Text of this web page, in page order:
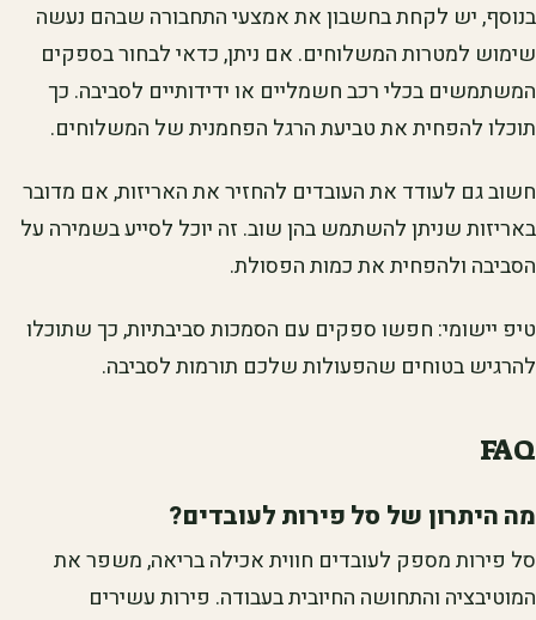
בנוסף, יש לקחת בחשבון את אמצעי התחבורה שבהם נעשה
שימוש למטרות המשלוחים. אם ניתן, כדאי לבחור בספקים
המשתמשים בכלי רכב חשמליים או ידידותיים לסביבה. כך
תוכלו להפחית את טביעת הרגל הפחמנית של המשלוחים.
חשוב גם לעודד את העובדים להחזיר את האריזות, אם מדובר
באריזות שניתן להשתמש בהן שוב. זה יוכל לסייע בשמירה על
הסביבה ולהפחית את כמות הפסולת.
טיפ יישומי: חפשו ספקים עם הסמכות סביבתיות, כך שתוכלו
להרגיש בטוחים שהפעולות שלכם תורמות לסביבה.
FAQ
מה היתרון של סל פירות לעובדים?
סל פירות מספק לעובדים חווית אכילה בריאה, משפר את
המוטיבציה והתחושה החיובית בעבודה. פירות עשירים